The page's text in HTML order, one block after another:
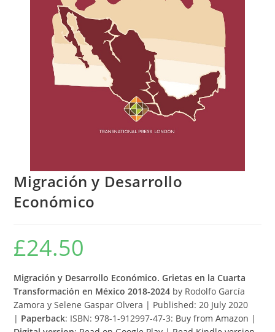
Migración y Desarrollo
Económico
£24.50
Migración y Desarrollo Económico. Grietas en la Cuarta
Transformación en México 2018-2024 by Rodolfo García
Zamora y Selene Gaspar Olvera | Published: 20 July 2020
| Paperback: ISBN: 978-1-912997-47-3: Buy from Amazon |